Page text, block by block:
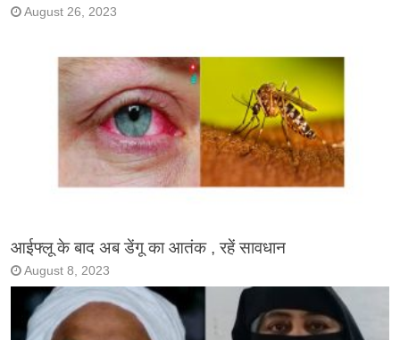
August 26, 2023
आईफ्लू के बाद अब डेंगू का आतंक , रहें सावधान
August 8, 2023